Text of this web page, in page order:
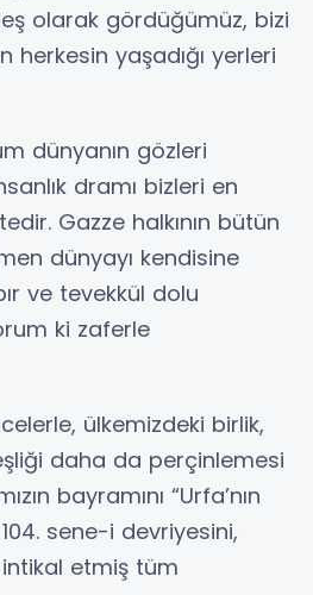
olarak gördüğümüz, bizi
herkesin yaşadığı yerleri
dünyanın gözleri
dramı bizleri en
Gazze halkının bütün
dünyayı kendisine
ve tevekkül dolu
ki zaferle
ülkemizdeki birlik,
daha da perçinlemesi
bayramını “Urfa’nın
104. sene-i devriyesini,
etmiş tüm